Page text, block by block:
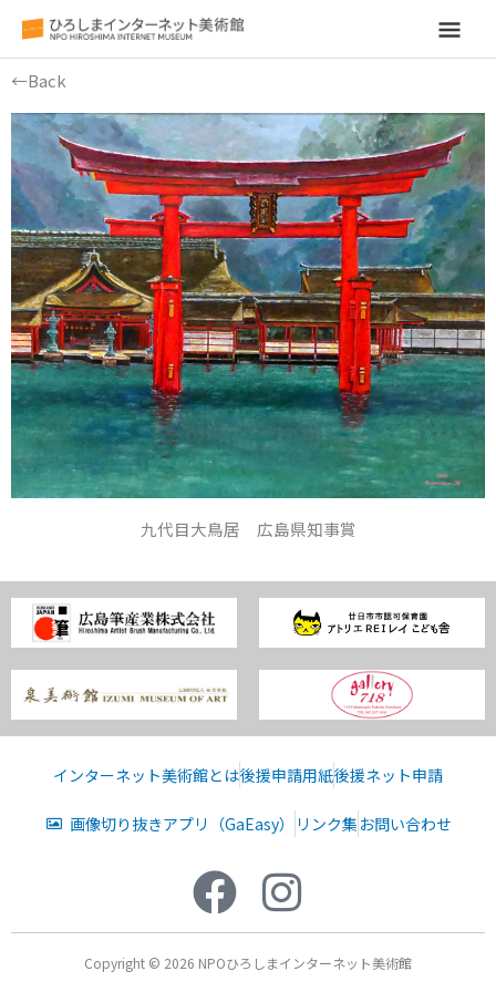
メ
ン
メ
ニ
ュ
ー
←Back
九代目大鳥居 広島県知事賞
インターネット美術館とは後援申請用紙後援ネット申請
画像切り抜きアプリ（GaEasy） リンク集 お問い合わせ
Copyright © 2026 NPOひろしまインターネット美術館